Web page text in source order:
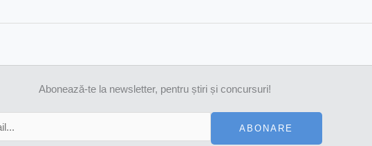
Abonează-te la newsletter, pentru știri și concursuri!
ABONARE